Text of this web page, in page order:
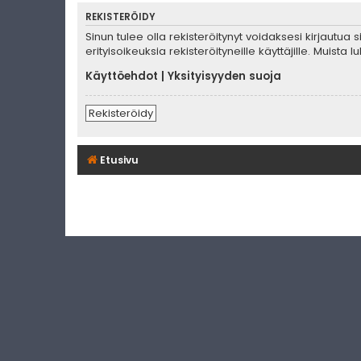
REKISTERÖIDY
Sinun tulee olla rekisteröitynyt voidaksesi kirjautua
erityisoikeuksia rekisteröityneille käyttäjille. Muista
Käyttöehdot
Yksityisyyden suoja
Rekisteröidy
Etusivu